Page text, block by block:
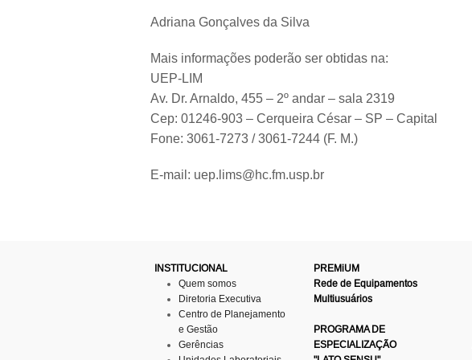
Adriana Gonçalves da Silva
Mais informações poderão ser obtidas na:
UEP-LIM
Av. Dr. Arnaldo, 455 – 2º andar – sala 2319
Cep: 01246-903 – Cerqueira César – SP – Capital
Fone: 3061-7273 / 3061-7244 (F. M.)
E-mail: uep.lims@hc.fm.usp.br
INSTITUCIONAL
Quem somos
Diretoria Executiva
Centro de Planejamento
e Gestão
Gerências
PREMiUM
Rede de Equipamentos
Multiusuários
PROGRAMA DE
ESPECIALIZAÇÃO